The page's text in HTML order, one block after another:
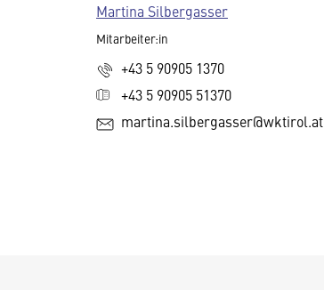
Martina Silbergasser
Mitarbeiter:in
+43 5 90905 1370
+43 5 90905 51370
martina.silbergasser@wktirol.at